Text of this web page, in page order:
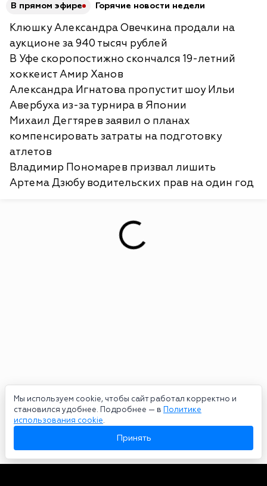
Мы используем cookie, чтобы сайт работал корректно и
становился удобнее. Подробнее — в Политике
использования cookie.
Принять
В прямом эфире Горячие новости недели
Клюшку Александра Овечкина продали на
аукционе за 940 тысяч рублей
В Уфе скоропостижно скончался 19-летний
хоккеист Амир Ханов
Александра Игнатова пропустит шоу Ильи
Авербуха из-за турнира в Японии
Михаил Дегтярев заявил о планах
компенсировать затраты на подготовку
атлетов
Владимир Пономарев призвал лишить
Артема Дзюбу водительских прав на один год